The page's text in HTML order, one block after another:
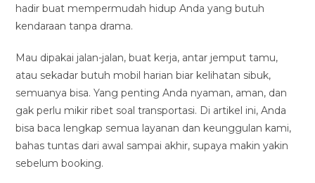
hadir buat mempermudah hidup Anda yang butuh
kendaraan tanpa drama.
Mau dipakai jalan-jalan, buat kerja, antar jemput tamu,
atau sekadar butuh mobil harian biar kelihatan sibuk,
semuanya bisa. Yang penting Anda nyaman, aman, dan
gak perlu mikir ribet soal transportasi. Di artikel ini, Anda
bisa baca lengkap semua layanan dan keunggulan kami,
bahas tuntas dari awal sampai akhir, supaya makin yakin
sebelum booking.